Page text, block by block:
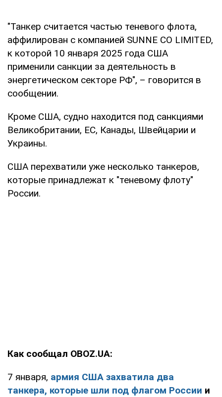
"Танкер считается частью теневого флота,
аффилирован с компанией SUNNE CO LIMITED,
к которой 10 января 2025 года США
применили санкции за деятельность в
энергетическом секторе РФ", – говорится в
сообщении.
Кроме США, судно находится под санкциями
Великобритании, ЕС, Канады, Швейцарии и
Украины.
США перехватили уже несколько танкеров,
которые принадлежат к "теневому флоту"
России.
Как сообщал OBOZ.UA:
7 января, армия США захватила два
танкера, которые шли под флагом России и